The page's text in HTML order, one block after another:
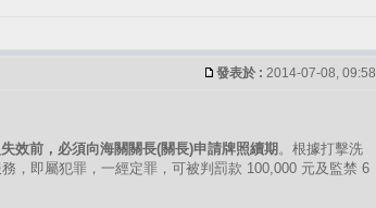
發表於 : 2014-07-08, 09:58
效前，必須向海關關長(關長)申請牌照續期 。根據打擊洗
，即屬犯罪，一經定罪，可被判罰款 100,000 元及監禁 6